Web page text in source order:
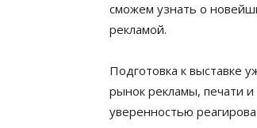
сможем узнать о
рекламой.
Подготовка к выставке
рынок рекламы, печати
уверенностью